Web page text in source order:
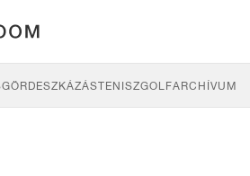
GÖRDESZKÁZÁSTENISZGOLFARCHÍVUM